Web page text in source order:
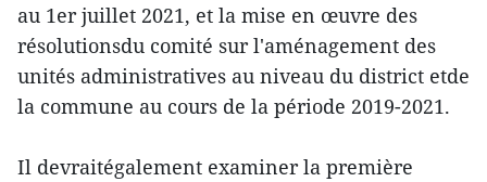
au 1er juillet 2021, et la mise en œuvre des
résolutionsdu comité sur l'aménagement des
unités administratives au niveau du district etde
la commune au cours de la période 2019-2021.
Il devraitégalement examiner la première